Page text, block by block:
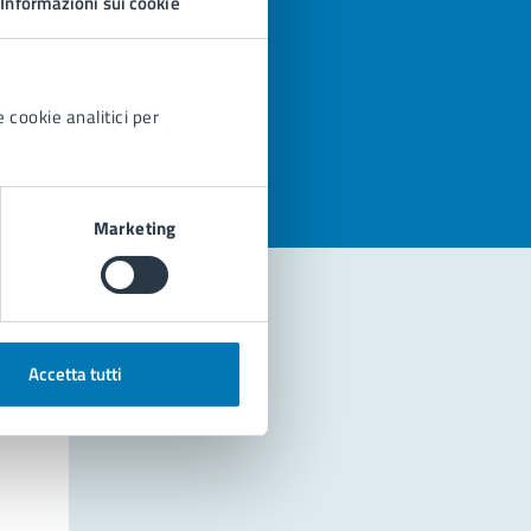
cookie analitici per
Marketing
Accetta tutti